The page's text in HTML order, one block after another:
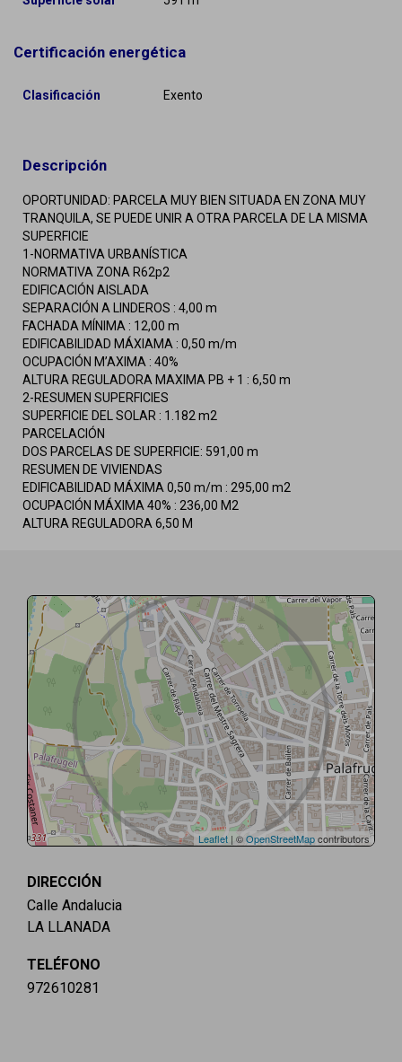
Certificación energética
Clasificación Exento
Descripción
OPORTUNIDAD: PARCELA MUY BIEN SITUADA EN ZONA MUY
TRANQUILA, SE PUEDE UNIR A OTRA PARCELA DE LA MISMA
SUPERFICIE
1-NORMATIVA URBANÍSTICA
NORMATIVA ZONA R62p2
EDIFICACIÓN AISLADA
SEPARACIÓN A LINDEROS : 4,00 m
FACHADA MÍNIMA : 12,00 m
EDIFICABILIDAD MÁXIAMA : 0,50 m/m
OCUPACIÓN M’AXIMA : 40%
ALTURA REGULADORA MAXIMA PB + 1 : 6,50 m
2-RESUMEN SUPERFICIES
SUPERFICIE DEL SOLAR : 1.182 m2
PARCELACIÓN
DOS PARCELAS DE SUPERFICIE: 591,00 m
RESUMEN DE VIVIENDAS
EDIFICABILIDAD MÁXIMA 0,50 m/m : 295,00 m2
OCUPACIÓN MÁXIMA 40% : 236,00 M2
ALTURA REGULADORA 6,50 M
Leaflet | ©OpenStreetMapcontributors
DIRECCIÓN
Calle Andalucia
LA LLANADA
TELÉFONO
972610281